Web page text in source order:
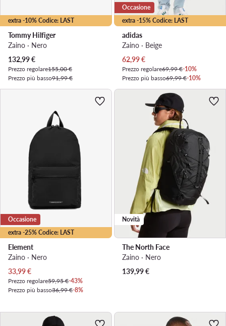
extra -10% Codice: LAST
Tommy Hilfiger
Zaino · Nero
Prezzo attuale
132,99€
Prezzo regolare155,00 €
Prezzo più basso91,99 €
extra -15% Codice: LAST
Occasione
adidas
Zaino · Beige
Prezzo attuale
62,99€
Prezzo regolare69,99 €-10%
Prezzo più basso69,99 €-10%
extra -25% Codice: LAST
Occasione
Element
Zaino · Nero
Prezzo attuale
33,99€
Prezzo regolare59,95 €-43%
Prezzo più basso36,99 €-8%
Novità
The North Face
Zaino · Nero
139,99€